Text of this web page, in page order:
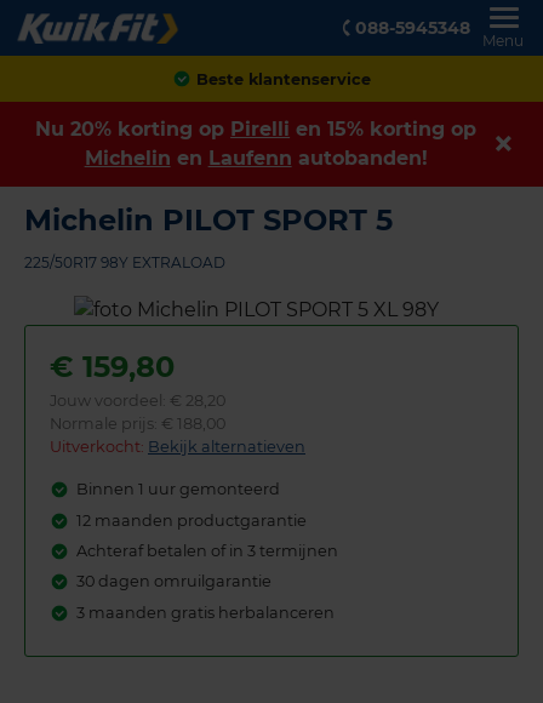
088-5945348
Menu
Achteraf betalen
Nu 20% korting op Pirelli en 15% korting op
Michelin en Laufenn autobanden!
Michelin PILOT SPORT 5
225/50R17 98Y EXTRALOAD
€ 159,80
Jouw voordeel: € 28,20
Normale prijs: € 188,00
Uitverkocht: Bekijk alternatieven
Binnen 1 uur gemonteerd
12 maanden productgarantie
Achteraf betalen of in 3 termijnen
30 dagen omruilgarantie
3 maanden gratis herbalanceren